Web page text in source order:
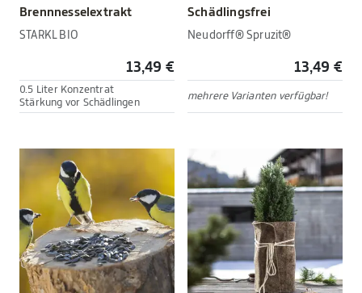
Brennnesselextrakt
STARKL BIO
13,49 €
0.5 Liter Konzentrat
Stärkung vor Schädlingen
Schädlingsfrei
Neudorff® Spruzit®
13,49 €
mehrere Varianten verfügbar!